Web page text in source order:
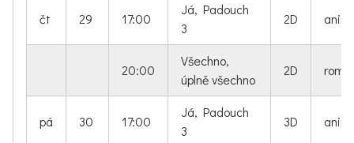
čt 29 17:00
Já, Padouch
3
2D
20:00
Všechno,
úplně všechno
2D
pá 30 17:00
Já, Padouch
3
3D